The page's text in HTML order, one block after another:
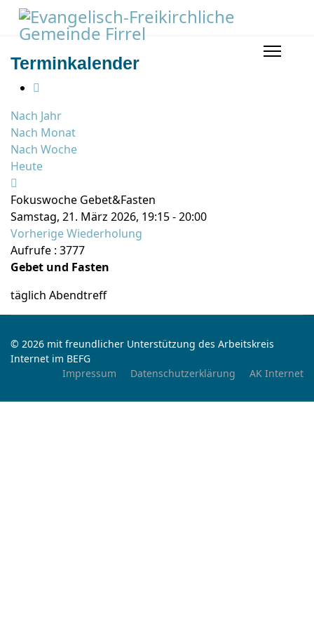
Terminkalender
Nach Jahr
Nach Monat
Nach Woche
Heute
Fokuswoche Gebet&Fasten
Samstag, 21. März 2026, 19:15 - 20:00
Vorherige Wiederholung
Aufrufe : 3777
Gebet und Fasten
täglich Abendtreff
© 2026 mit freundlicher Unterstützung des Arbeitskreis
Internet im BEFG
Impressum
Datenschutzerklärung AK Internet